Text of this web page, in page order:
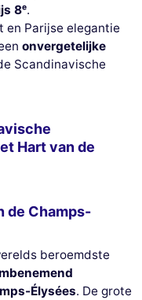
8ᵉ.
en Parijse elegantie
onvergetelijke
Scandinavische
Hart van de
de Champs-
beroemdste
Élysées. De grote